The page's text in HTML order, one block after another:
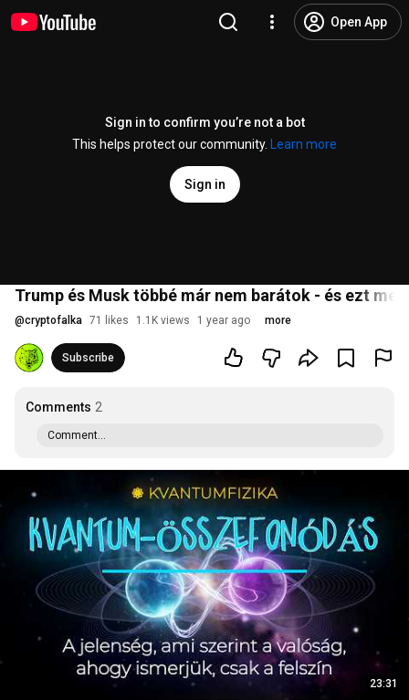
Open App
Sign in to confirm you’re not a bot
This helps protect our community.
Learn more
Sign in
Trump és Musk többé már nem barátok - és ezt
@cryptofalka 71 likes 1.1K views 1 year ago more
Subscribe
Comments 2
Comment...
23:31